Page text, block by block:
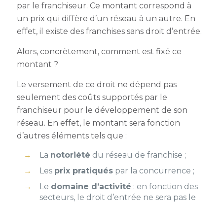
par le franchiseur. Ce montant correspond à
un prix qui diffère d’un réseau à un autre. En
effet, il existe des franchises sans droit d’entrée.
Alors, concrètement, comment est fixé ce
montant ?
Le versement de ce droit ne dépend pas
seulement des coûts supportés par le
franchiseur pour le développement de son
réseau. En effet, le montant sera fonction
d’autres éléments tels que :
La notoriété du réseau de franchise ;
Les prix pratiquéspar la concurrence ;
Le domaine d’activité : en fonction des
secteurs, le droit d’entrée ne sera pas le